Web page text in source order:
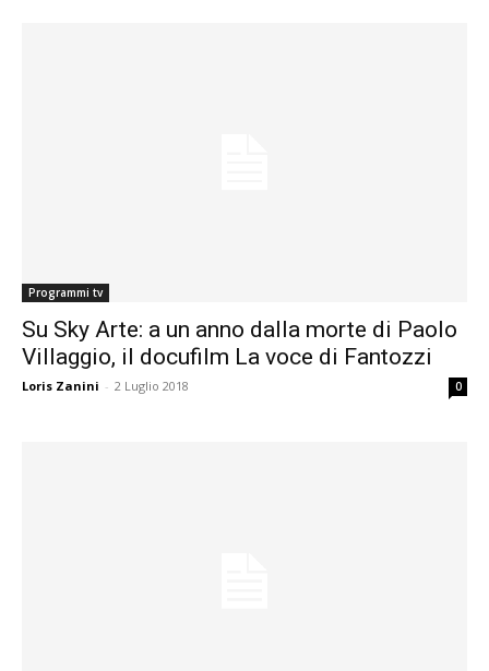
Programmi tv
Su Sky Arte: a un anno dalla morte di Paolo
Villaggio, il docufilm La voce di Fantozzi
Loris Zanini - 2 Luglio 2018 0